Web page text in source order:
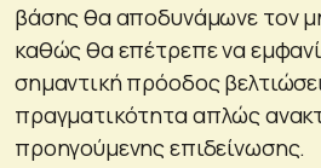
βάσης θα αποδυνάμωνε τον
καθώς θα επέτρεπε να
σημαντική πρόοδος
πραγματικότητα απλώς
προηγούμενης επιδείνωσης.